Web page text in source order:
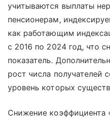
учитываются выплаты
пенсионерам,
как работающим
с 2016 по 2024 год, что
показатель.
рост числа получателей
уровень которых
Снижение коэффициента